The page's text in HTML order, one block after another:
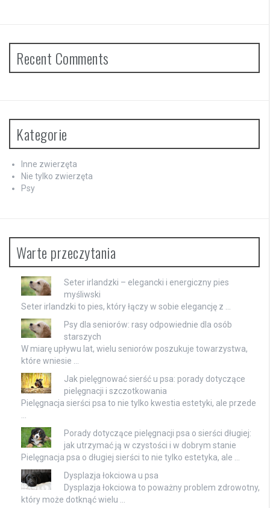
Recent Comments
Kategorie
Inne zwierzęta
Nie tylko zwierzęta
Psy
Warte przeczytania
Seter irlandzki – elegancki i energiczny pies
myśliwski
Seter irlandzki to pies, który łączy w sobie elegancję z …
Psy dla seniorów: rasy odpowiednie dla osób
starszych
W miarę upływu lat, wielu seniorów poszukuje towarzystwa,
które wniesie …
Jak pielęgnować sierść u psa: porady dotyczące
pielęgnacji i szczotkowania
Pielęgnacja sierści psa to nie tylko kwestia estetyki, ale przede
…
Porady dotyczące pielęgnacji psa o sierści długiej:
jak utrzymać ją w czystości i w dobrym stanie
Pielęgnacja psa o długiej sierści to nie tylko estetyka, ale …
Dysplazja łokciowa u psa
Dysplazja łokciowa to poważny problem zdrowotny,
który może dotknąć wielu …